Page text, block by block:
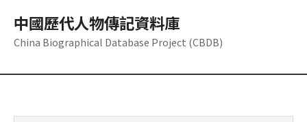
中國歷代人物傳記資料庫
China Biographical Database Project (CBDB)